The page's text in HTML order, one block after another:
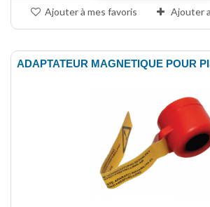
Ajouter à mes favoris Ajouter
ADAPTATEUR MAGNETIQUE POUR